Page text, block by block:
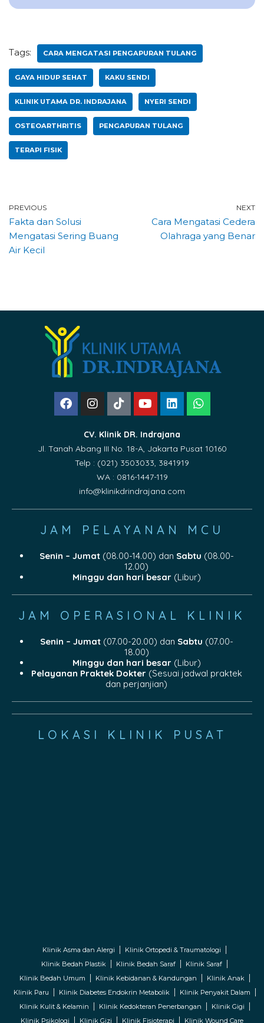
Tags: CARA MENGATASI PENGAPURAN TULANG
GAYA HIDUP SEHAT KAKU SENDI
KLINIK UTAMA DR. INDRAJANA NYERI SENDI
OSTEOARTHRITIS PENGAPURAN TULANG
TERAPI FISIK
PREVIOUS
Fakta dan Solusi
Mengatasi Sering Buang
Air Kecil
NEXT
Cara Mengatasi Cedera
Olahraga yang Benar
CV. Klinik DR. Indrajana
Jl. Tanah Abang III No. 18-A, Jakarta Pusat 10160
Telp : (021) 3503033, 3841919
WA : 0816-1447-119
info@klinikdrindrajana.com
JAM PELAYANAN MCU
Senin – Jumat(08.00-14.00) dan Sabtu (08.00-
12.00)
Minggu dan hari besar(Libur)
JAM OPERASIONAL KLINIK
Senin – Jumat(07.00-20.00) dan Sabtu (07.00-
18.00)
Minggu dan hari besar(Libur)
Pelayanan Praktek Dokter(Sesuai jadwal praktek
dan perjanjian)
LOKASI KLINIK PUSAT
Klinik Asma dan Alergi
Klinik Ortopedi & Traumatologi
Klinik Bedah Plastik
Klinik Bedah Saraf
Klinik Saraf
Klinik Bedah Umum
Klinik Kebidanan & Kandungan
Klinik Anak
Klinik Paru
Klinik Diabetes Endokrin Metabolik
Klinik Penyakit Dalam
Klinik Kulit & Kelamin
Klinik Kedokteran Penerbangan
Klinik Gigi
Klinik Psikologi
Klinik Gizi Klinik Fisioterapi Klinik Wound Care